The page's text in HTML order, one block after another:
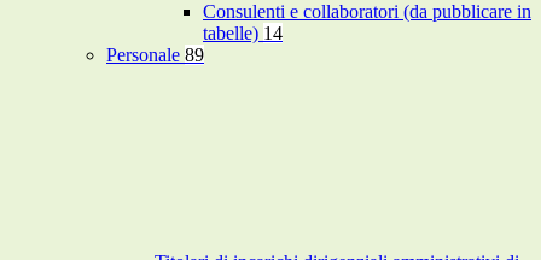
Consulenti e collaboratori (da pubblicare in
tabelle) 14
Personale 89